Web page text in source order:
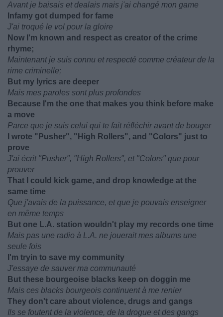
Avant je baisais et dealais mais j'ai changé mon game
Infamy got dumped for fame
J'ai troqué le vol pour la gloire
Now I'm known and respect as creator of the crime
rhyme;
Maintenant je suis connu et respecté comme créateur de la
rime criminelle;
But my lyrics are deeper
Mais mes paroles sont plus profondes
Because I'm the one that makes you think before make
a move
Parce que je suis celui qui te fait réfléchir avant de bouger
I wrote "Pusher", "High Rollers", and "Colors" just to
prove
J'ai écrit "Pusher", "High Rollers", et "Colors" que pour
prouver
That I could kick game, and drop knowledge at the
same time
Que j'avais de la puissance, et que je pouvais enseigner
en même temps
But one L.A. station wouldn't play my records one time
Mais pas une radio à L.A. ne jouerait mes albums une
seule fois
I'm tryin to save my community
J'essaye de sauver ma communauté
But these bourgeoise blacks keep on doggin me
Mais ces blacks bourgeois continuent à me renier
They don't care about violence, drugs and gangs
Ils se foutent de la violence, de la drogue et des gangs